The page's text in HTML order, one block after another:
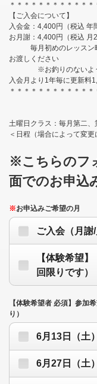
＊＊＊＊＊＊＊＊＊＊＊
【ご入会について】
入会金：4,400円（税込 年
お月謝：4,400円（税込 月2
毎月初めのレッスン時
お渡しください
※お釣りのないよう
入会月より1年毎に更新料
＊＊＊＊＊＊＊＊＊＊＊
土曜日クラス：毎月第二、
＜日程（場合によって変
※こちらのフ
面でのお申込
※お申込みご希望の月
ご入会（月謝/
【体験希望
回限りです）
【体験希望者 必須】参加
り）
6月13日（土）
6月27日（土）